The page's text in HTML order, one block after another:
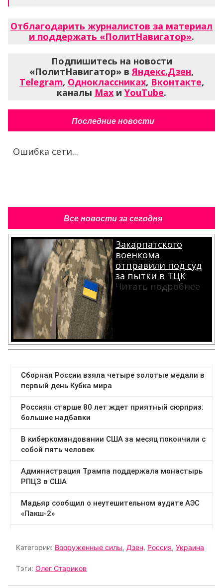
Отблагодарить журналистов за материал
и поддержать «ПолитНавигатор».
Подпишитесь на новости
«ПолитНавигатор» вЯндекс.Дзен,
Telegram, Одноклассниках, Вконтакте,
каналы Max и YouTube.
Последние новости
Ошибка сети...
Все новости за сегодня
Закарпатского
военкома
отправили под суд
за пытки в ТЦК
Читать подробнее
Категории: Вооруженные силы, Дзен, Россия, Украина
Тэги: Олег Стариков